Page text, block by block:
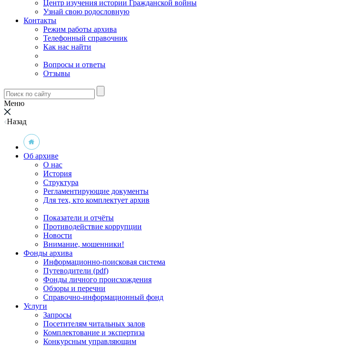
Центр изучения истории Гражданской войны
Узнай свою родословную
Контакты
Режим работы архива
Телефонный справочник
Как нас найти
Вопросы и ответы
Отзывы
Меню
Назад
Об архиве
О нас
История
Структура
Регламентирующие документы
Для тех, кто комплектует архив
Показатели и отчёты
Противодействие коррупции
Новости
Внимание, мошенники!
Фонды архива
Информационно-поисковая система
Путеводители (pdf)
Фонды личного происхождения
Обзоры и перечни
Справочно-информационный фонд
Услуги
Запросы
Посетителям читальных залов
Комплектование и экспертиза
Конкурсным управляющим